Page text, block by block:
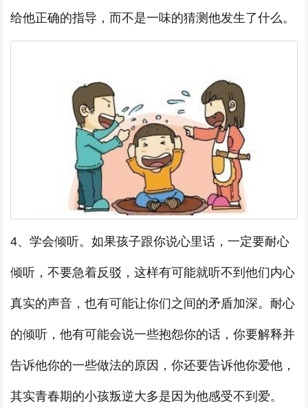
给他正确的指导，而不是一味的猜测他发生了什么。
4、学会倾听。如果孩子跟你说心里话，一定要耐心
倾听，不要急着反驳，这样有可能就听不到他们内心
真实的声音，也有可能让你们之间的矛盾加深。耐心
的倾听，他有可能会说一些抱怨你的话，你要解释并
告诉他你的一些做法的原因，你还要告诉他你爱他，
其实青春期的小孩叛逆大多是因为他感受不到爱。